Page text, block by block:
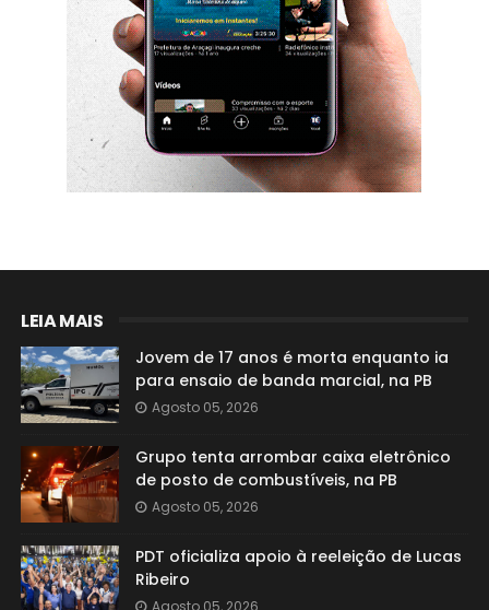
LEIA MAIS
Jovem de 17 anos é morta enquanto ia
para ensaio de banda marcial, na PB
Agosto 05, 2026
Grupo tenta arrombar caixa eletrônico
de posto de combustíveis, na PB
Agosto 05, 2026
PDT oficializa apoio à reeleição de Lucas
Ribeiro
Agosto 05, 2026